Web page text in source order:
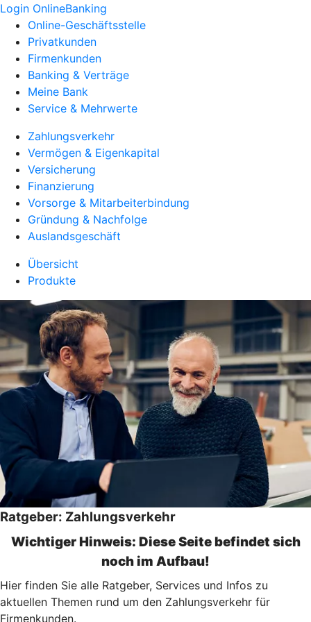
Login OnlineBanking
Online-Geschäftsstelle
Privatkunden
Firmenkunden
Banking & Verträge
Meine Bank
Service & Mehrwerte
Zahlungsverkehr
Vermögen & Eigenkapital
Versicherung
Finanzierung
Vorsorge & Mitarbeiterbindung
Gründung & Nachfolge
Auslandsgeschäft
Übersicht
Produkte
Ratgeber: Zahlungsverkehr
Wichtiger Hinweis: Diese Seite befindet sich
noch im Aufbau!
Hier finden Sie alle Ratgeber, Services und Infos zu
aktuellen Themen rund um den Zahlungsverkehr für
Firmenkunden.